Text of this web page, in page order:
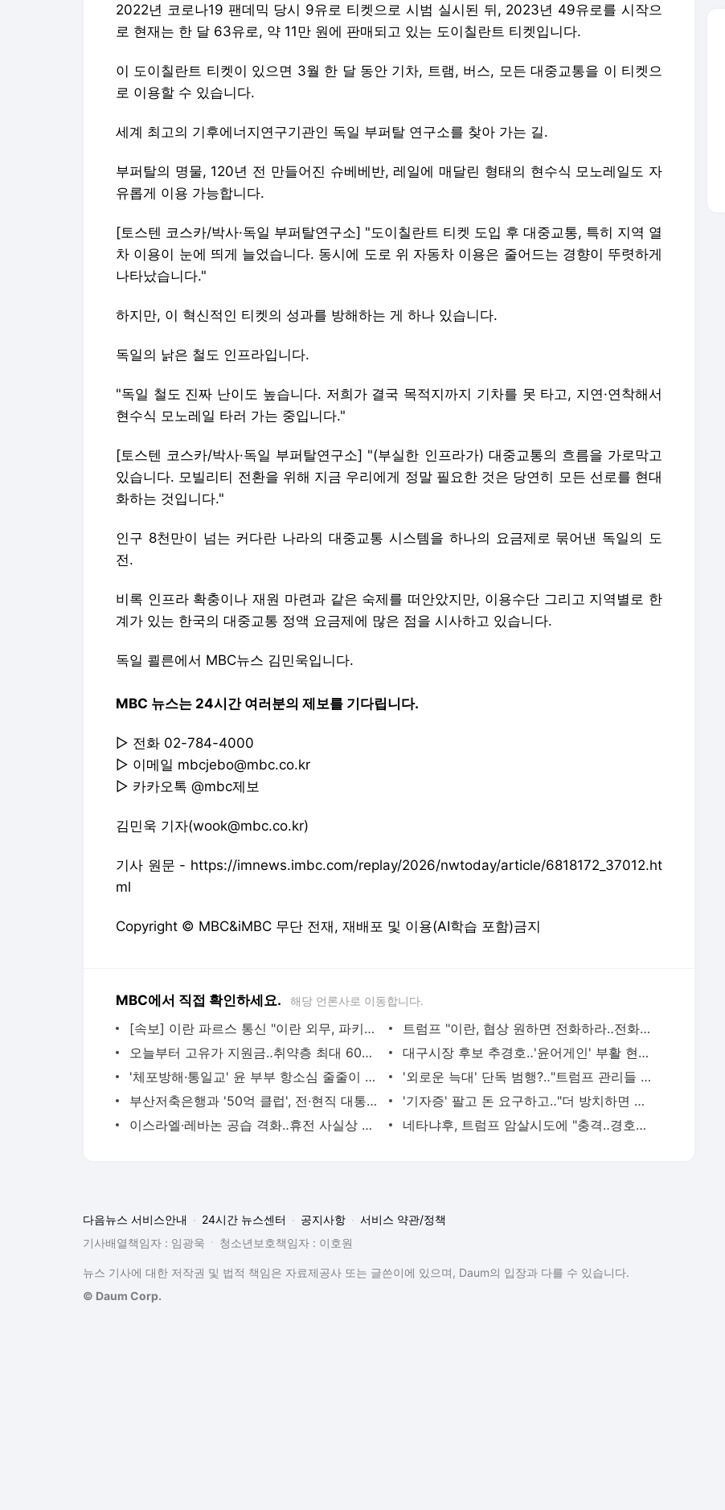
2022년 코로나19 팬데믹 당시 9유로 티켓으로 시범 실시된 뒤, 2023년 49유로를 시작으
로 현재는 한 달 63유로, 약 11만 원에 판매되고 있는 도이칠란트 티켓입니다.
이 도이칠란트 티켓이 있으면 3월 한 달 동안 기차, 트램, 버스, 모든 대중교통을 이 티켓으
로 이용할 수 있습니다.
세계 최고의 기후에너지연구기관인 독일 부퍼탈 연구소를 찾아 가는 길.
부퍼탈의 명물, 120년 전 만들어진 슈베베반, 레일에 매달린 형태의 현수식 모노레일도 자
유롭게 이용 가능합니다.
[토스텐 코스카/박사·독일 부퍼탈연구소] "도이칠란트 티켓 도입 후 대중교통, 특히 지역 열
차 이용이 눈에 띄게 늘었습니다. 동시에 도로 위 자동차 이용은 줄어드는 경향이 뚜렷하게
나타났습니다."
하지만, 이 혁신적인 티켓의 성과를 방해하는 게 하나 있습니다.
독일의 낡은 철도 인프라입니다.
"독일 철도 진짜 난이도 높습니다. 저희가 결국 목적지까지 기차를 못 타고, 지연·연착해서
현수식 모노레일 타러 가는 중입니다."
[토스텐 코스카/박사·독일 부퍼탈연구소] "(부실한 인프라가) 대중교통의 흐름을 가로막고
있습니다. 모빌리티 전환을 위해 지금 우리에게 정말 필요한 것은 당연히 모든 선로를 현대
화하는 것입니다."
인구 8천만이 넘는 커다란 나라의 대중교통 시스템을 하나의 요금제로 묶어낸 독일의 도
전.
비록 인프라 확충이나 재원 마련과 같은 숙제를 떠안았지만, 이용수단 그리고 지역별로 한
계가 있는 한국의 대중교통 정액 요금제에 많은 점을 시사하고 있습니다.
독일 쾰른에서 MBC뉴스 김민욱입니다.
MBC 뉴스는 24시간 여러분의 제보를 기다립니다.
▷ 전화 02-784-4000
▷ 이메일 mbcjebo@mbc.co.kr
▷ 카카오톡 @mbc제보
김민욱 기자(wook@mbc.co.kr)
기사 원문 - https://imnews.imbc.com/replay/2026/nwtoday/article/6818172_37012.ht
ml
Copyright © MBC&iMBC 무단 전재, 재배포 및 이용(AI학습 포함)금지
MBC에서 직접 확인하세요. 해당 언론사로 이동합니다.
[속보] 이란 파르스 통신 "이란 외무, 파키스탄 통해 미국에 '레드 라인' 서면 전달"
트럼프 "이란, 협상 원하면 전화하라‥전화로 협상하겠다"
오늘부터 고유가 지원금‥취약층 최대 60만 원
대구시장 후보 추경호‥'윤어게인' 부활 현실로
'체포방해·통일교' 윤 부부 항소심 줄줄이 선고
'외로운 늑대' 단독 범행?‥"트럼프 관리들 쏘고 싶었다"
부산저축은행과 '50억 클럽', 전·현직 대통령까지‥대장동 의혹의 역사
'기자증' 팔고 돈 요구하고‥"더 방치하면 위험"
이스라엘·레바논 공습 격화‥휴전 사실상 파기?
네타냐후, 트럼프 암살시도에 "충격‥경호국 결단력에 경의"
다음뉴스 서비스안내 24시간 뉴스센터 공지사항
서비스 약관/정책
기사배열책임자 : 임광욱
청소년보호책임자 : 이호원
뉴스 기사에 대한 저작권 및 법적 책임은 자료제공사 또는 글쓴이에 있으며, Daum의 입장과 다를 수 있습니다.
© Daum Corp.